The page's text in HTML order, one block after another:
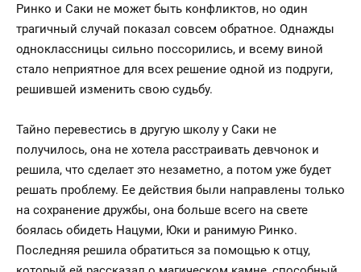
Ринко и Саки не может быть конфликтов, но один
трагичный случай показал совсем обратное. Однажды
одноклассницы сильно поссорились, и всему виной
стало неприятное для всех решение одной из подруги,
решившей изменить свою судьбу.
Тайно перевестись в другую школу у Саки не
получилось, она не хотела расстраивать девчонок и
решила, что сделает это незаметно, а потом уже будет
решать проблему. Ее действия были направлены только
на сохранение дружбы, она больше всего на свете
боялась обидеть Нацуми, Юки и ранимую Ринко.
Последняя решила обратиться за помощью к отцу,